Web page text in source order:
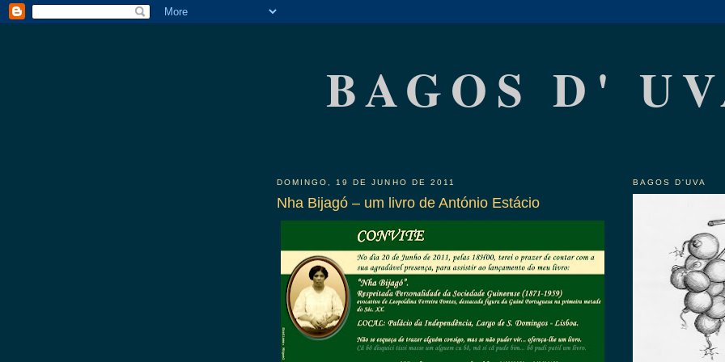
BAGOS D'
DOMINGO, 19 DE JUNHO DE 2011
Nha Bijagó – um livro de António Estácio
BAGOS D'UVA